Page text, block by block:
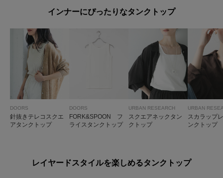
インナーにぴったりなタンクトップ
DOORS
針抜きテレコスクエ
アタンクトップ
DOORS
FORK&SPOON フ
ライスタンクトップ
URBAN RESEARCH
スクエアネックタン
クトップ
URBAN
スカラップ
ンクトップ
レイヤードスタイルを楽しめるタンクトップ